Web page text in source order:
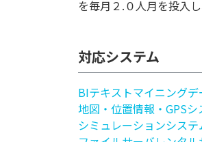
を毎月２.０人月を投入
対応システム
BIテキストマイニングデ
地図・位置情報・GPSシ
シミュレーションシステ